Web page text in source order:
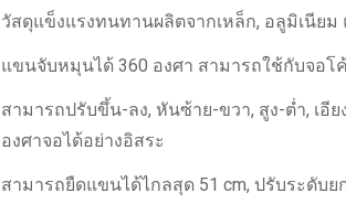
วัสดุแข็งแรงทนทานผลิตจากเหล็ก, อลูมิเนีย
แขนจับหมุนได้ 360 องศา สามารถใช้กับจอโ
สามารถปรับขึ้น-ลง, หันซ้าย-ขวา, สูง-ต่ำ, เอีย
องศาจอได้อย่างอิสระ
สามารถยืดแขนได้ไกลสุด 51 cm, ปรับระดับย